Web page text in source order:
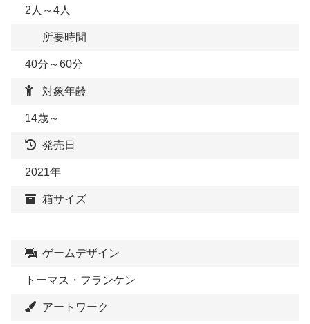
2人～4人
所要時間
40分～60分
対象年齢
14歳～
発売日
2021年
箱サイズ
ゲームデザイン
トーマス・フランケン
アートワーク